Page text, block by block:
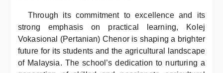
Through its commitment to excellence and its
strong emphasis on practical learning, Kolej
Vokasional (Pertanian) Chenor is shaping a brighter
future for its students and the agricultural landscape
of Malaysia. The school’s dedication to nurturing a